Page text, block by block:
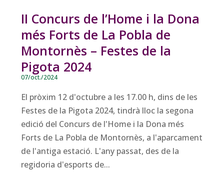
II Concurs de l’Home i la Dona
més Forts de La Pobla de
Montornès – Festes de la
Pigota 2024
07/oct./2024
El pròxim 12 d'octubre a les 17.00 h, dins de les
Festes de la Pigota 2024, tindrà lloc la segona
edició del Concurs de l'Home i la Dona més
Forts de La Pobla de Montornès, a l'aparcament
de l'antiga estació. L'any passat, des de la
regidoria d'esports de...